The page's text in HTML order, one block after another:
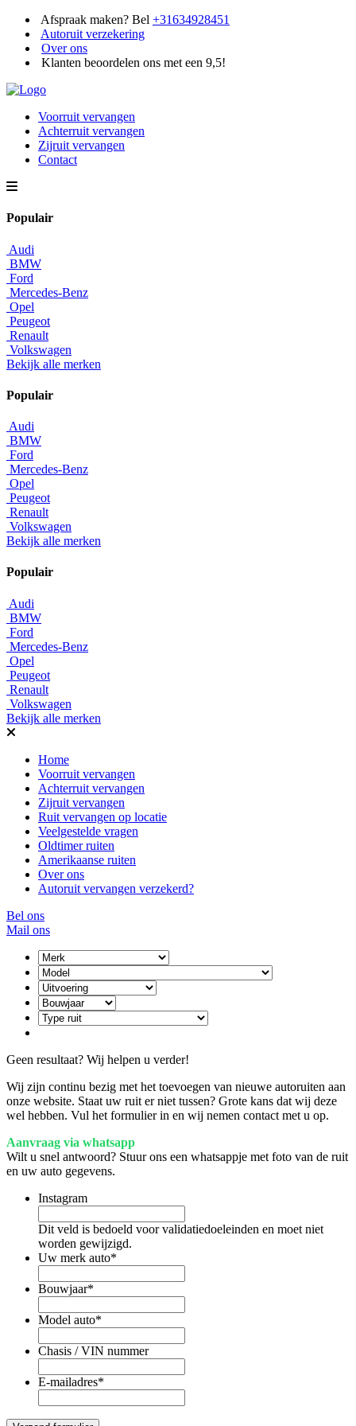
Afspraak maken? Bel +31634928451
Autoruit verzekering
Over ons
Klanten beoordelen ons met een 9,5!
Voorruit vervangen
Achterruit vervangen
Zijruit vervangen
Contact
Populair
Audi
BMW
Ford
Mercedes-Benz
Opel
Peugeot
Renault
Volkswagen
Bekijk alle merken
Populair
Audi
BMW
Ford
Mercedes-Benz
Opel
Peugeot
Renault
Volkswagen
Bekijk alle merken
Populair
Audi
BMW
Ford
Mercedes-Benz
Opel
Peugeot
Renault
Volkswagen
Bekijk alle merken
Home
Voorruit vervangen
Achterruit vervangen
Zijruit vervangen
Ruit vervangen op locatie
Veelgestelde vragen
Oldtimer ruiten
Amerikaanse ruiten
Over ons
Autoruit vervangen verzekerd?
Bel ons
Mail ons
Geen resultaat? Wij helpen u verder!
Wij zijn continu bezig met het toevoegen van nieuwe autoruiten aan
onze website. Staat uw ruit er niet tussen? Grote kans dat wij deze
wel hebben. Vul het formulier in en wij nemen contact met u op.
Aanvraag via whatsapp
Wilt u snel antwoord? Stuur ons een whatsappje met foto van de ruit
en uw auto gegevens.
Instagram
Dit veld is bedoeld voor validatiedoeleinden en moet niet
worden gewijzigd.
Uw merk auto*
Bouwjaar*
Model auto*
Chasis / VIN nummer
E-mailadres*